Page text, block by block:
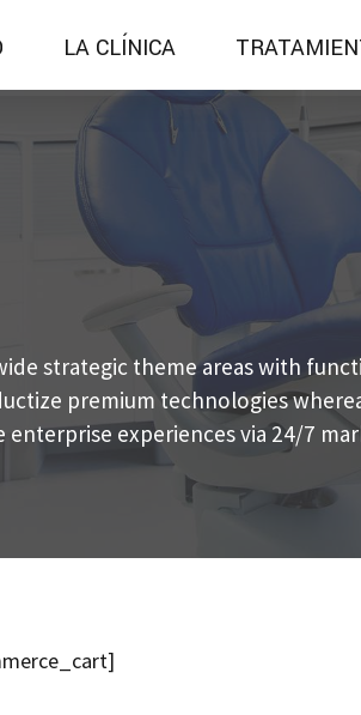
LA CLÍNICA
strategic theme areas with
premium technologies
experiences via 24/7